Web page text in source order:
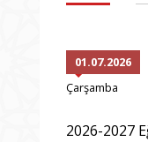
01.07.2026
Çarşamba
2026-2027